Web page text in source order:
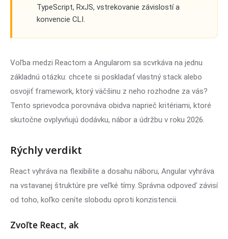
TypeScript, RxJS, vstrekovanie závislostí a
konvencie CLI.
Voľba medzi Reactom a Angularom sa scvrkáva na jednu
základnú otázku: chcete si poskladať vlastný stack alebo
osvojiť framework, ktorý väčšinu z neho rozhodne za vás?
Tento sprievodca porovnáva obidva naprieč kritériami, ktoré
skutočne ovplyvňujú dodávku, nábor a údržbu v roku 2026.
Rýchly verdikt
React vyhráva na flexibilite a dosahu náboru, Angular vyhráva
na vstavanej štruktúre pre veľké tímy. Správna odpoveď závisí
od toho, koľko ceníte slobodu oproti konzistencii.
Zvoľte React, ak